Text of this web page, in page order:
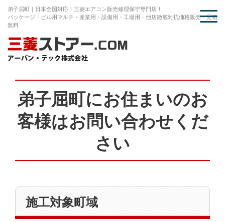
弟子屈町｜日本全国対応！三菱エアコン販売修理保守専門店！
パッケージ・ビル用マルチ・産業用・設備用・工場用・他店徹底対抗価格販売・見積
無料
弟子屈町にお住まいのお
客様はお問い合わせくだ
さい
施工対象町域